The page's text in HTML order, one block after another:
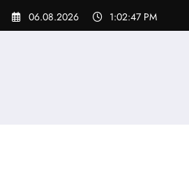
Перейти
06.08.2026 1:02:48 PM